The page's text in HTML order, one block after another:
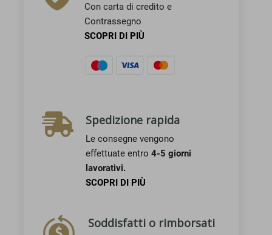
Con carta di credito e
Contrassegno
SCOPRI DI PIÙ
Spedizione rapida
Le consegne vengono
effettuate entro4-5 giorni
lavorativi.
SCOPRI DI PIÙ
Soddisfatti o rimborsati